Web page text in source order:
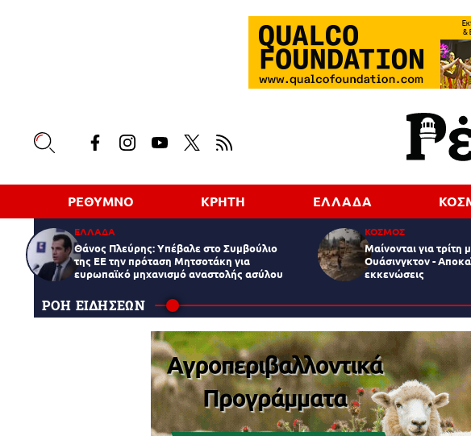
ΡΕΘΥΜΝΟ ΚΡΗΤΗ ΕΛΛΑΔΑ
ΕΛΛΑΔΑ
Θάνος Πλεύρης: Υπέβαλε στο Συμβούλιο
της ΕΕ την πρόταση Μητσοτάκη για
ευρωπαϊκό μηχανισμό αναστολής ασύλου
ΚΟΣΜΟΣ
Μαίνονται για τρίτη
Ουάσινγκτον -
εκκενώσεις
ΡΟΗ ΕΙΔΗΣΕΩΝ